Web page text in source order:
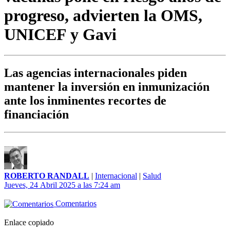
progreso, advierten la OMS,
UNICEF y Gavi
Las agencias internacionales piden
mantener la inversión en inmunización
ante los inminentes recortes de
financiación
ROBERTO RANDALL | Internacional | Salud
Jueves, 24 Abril 2025 a las 7:24 am
Comentarios
Enlace copiado